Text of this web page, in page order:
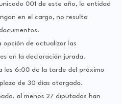
001 de este año, la entidad
en el cargo, no resulta
de actualizar las
en la declaración jurada.
las 6:00 de la tarde del próximo
de 30 días otorgado.
al menos 27 diputados han